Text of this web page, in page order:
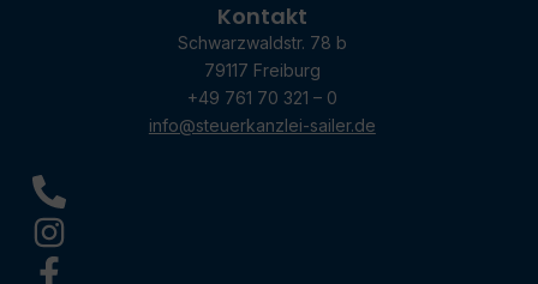
Kontakt
Schwarzwaldstr. 78 b
79117 Freiburg
+49 761 70 321 – 0
info@steuerkanzlei-sailer.de